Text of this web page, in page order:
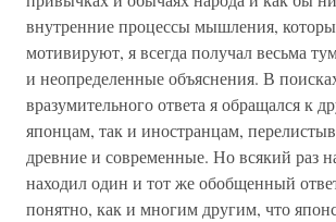
внутренние процессы мышления,
мотивируют, я всегда получал весьма
и неопределенные объяснения. В
вразумительного ответа я обращался к
японцам, так и иностранцам,
древние и современные. Но всякий раз
находил один и тот же обобщенный
понятно, как и многим другим, что